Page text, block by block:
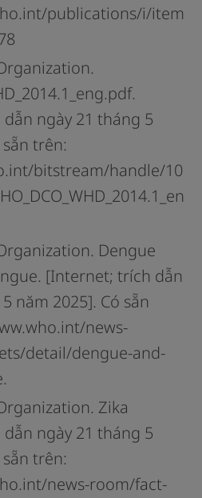
publications/i/item
ngày 21 tháng 5
trên:
bitstream/handle/10
Dengue
[Internet; trích dẫn
năm 2025]. Có sẵn
news-
detail/dengue-and-
Zika
ngày 21 tháng 5
trên:
news-room/fact-